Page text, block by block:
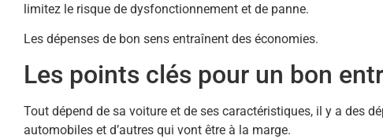
limitez le risque de dysfonctionnement et de panne.
Les dépenses de bon sens entraînent des économies.
Les points clés pour un bon
Tout dépend de sa voiture et de ses caractéristiques, il y a des
automobiles et d’autres qui vont être à la marge.